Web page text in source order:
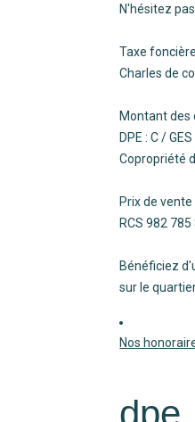
N'hésitez
Taxe
Charles de
Montant des
DPE : C / GES
Copropriété
Prix de vente
RCS 982
Bénéficiez
sur le
Nos
dpe